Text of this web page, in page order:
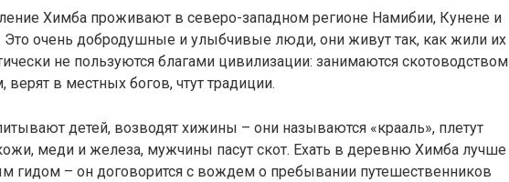
Химба проживают в северо-западном регионе Намибии, Кунене и
Это очень добродушные и улыбчивые люди, они живут так, как жили их
не пользуются благами цивилизации: занимаются скотоводством
в местных богов, чтут традиции.
детей, возводят хижины – они называются «крааль», плетут
меди и железа, мужчины пасут скот. Ехать в деревню Химба лучше
гидом – он договорится с вождем о пребывании путешественников